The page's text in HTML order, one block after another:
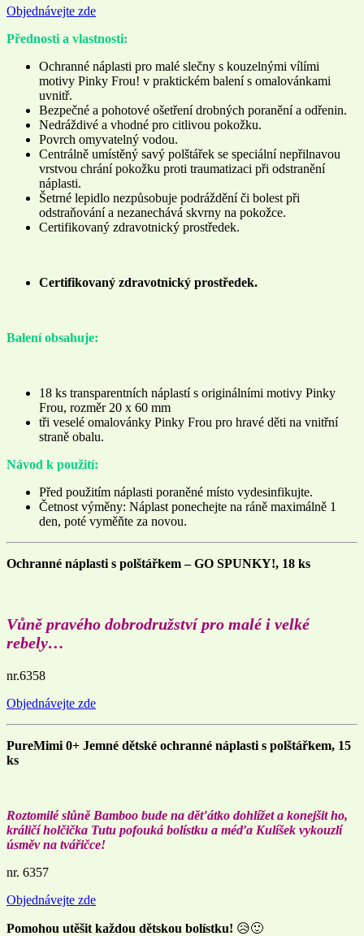
Objednávejte zde
Přednosti a vlastnosti:
Ochranné náplasti pro malé slečny s kouzelnými vílími
motivy Pinky Frou! v praktickém balení s omalovánkami
uvnitř.
Bezpečné a pohotové ošetření drobných poranění a odřenin.
Nedráždivé a vhodné pro citlivou pokožku.
Povrch omyvatelný vodou.
Centrálně umístěný savý polštářek se speciální nepřilnavou
vrstvou chrání pokožku proti traumatizaci při odstranění
náplasti.
Šetrné lepidlo nezpůsobuje podráždění či bolest při
odstraňování a nezanechává skvrny na pokožce.
Certifikovaný zdravotnický prostředek.
Certifikovaný zdravotnický prostředek.
Balení obsahuje:
18 ks transparentních náplastí s originálními motivy Pinky
Frou, rozměr 20 x 60 mm
tři veselé omalovánky Pinky Frou pro hravé děti na vnitřní
straně obalu.
Návod k použití:
Před použitím náplasti poraněné místo vydesinfikujte.
Četnost výměny: Náplast ponechejte na ráně maximálně 1
den, poté vyměňte za novou.
Ochranné náplasti s polštářkem – GO SPUNKY!, 18 ks
Vůně pravého dobrodružství pro malé i velké
rebely…
nr.6358
Objednávejte zde
PureMimi 0+ Jemné dětské ochranné náplasti s polštářkem, 15
ks
Roztomilé slůně Bamboo bude na děťátko dohlížet a konejšit ho,
králičí holčička Tutu pofouká bolístku a méďa Kulíšek vykouzlí
úsměv na tvářičce!
nr. 6357
Objednávejte zde
Pomohou utěšit každou dětskou bolístku! 😥🙂